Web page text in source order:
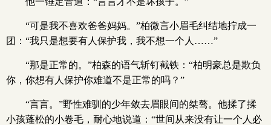
“可是我不喜欢爸爸妈妈。”柏微言小眉毛纠结地拧成一
团：“我只是想要有人保护我，我不想一个人……”
“那是正常的。”柏森的语气斩钉截铁：“柏明豪总是欺负
你，你想有人保护你难道不是正常的吗？”
“言言。”野性难驯的少年敛去眉眼间的桀骜。他揉了揉
小孩蓬松的小卷毛，耐心地说道：“世间从来没有让一个人必